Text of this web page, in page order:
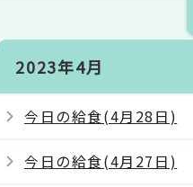
2023年4月
今日の給食(4月28日)
今日の給食(4月27日)